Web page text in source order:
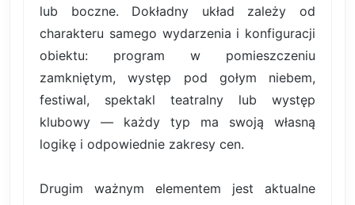
lub boczne. Dokładny układ zależy od
charakteru samego wydarzenia i konfiguracji
obiektu: program w pomieszczeniu
zamkniętym, występ pod gołym niebem,
festiwal, spektakl teatralny lub występ
klubowy — każdy typ ma swoją własną
logikę i odpowiednie zakresy cen.
Drugim ważnym elementem jest aktualne